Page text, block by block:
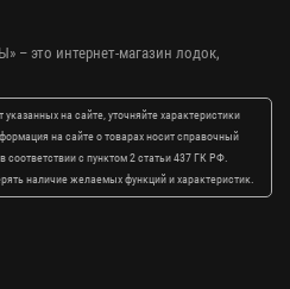
– это интернет-магазин лодок,
на сайте, уточняйте характеристики
на сайте о товарах носит справочный
соответствии с пунктом 2 статьи 437 ГК РФ.
наличие желаемых функций и характеристик.